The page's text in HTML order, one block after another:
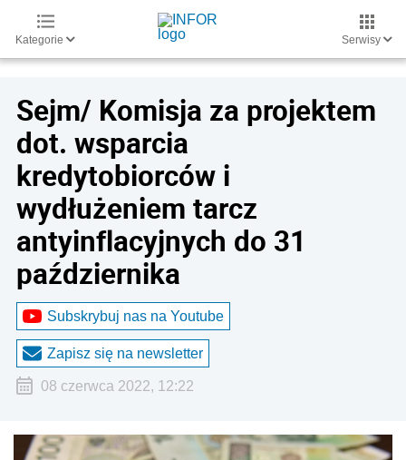
Kategorie Serwisy
Sejm/ Komisja za projektem
dot. wsparcia
kredytobiorców i
wydłużeniem tarcz
antyinflacyjnych do 31
października
Subskrybuj nas na Youtube
Zapisz się na newsletter
08 czerwca 2022, 12:22